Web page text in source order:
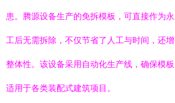
患。腾源设备生产的免拆模板，可直接作为
工后无需拆除，不仅节省了人工与时间，还
整体性。该设备采用自动化生产线，确保模
适用于各类装配式建筑项目。